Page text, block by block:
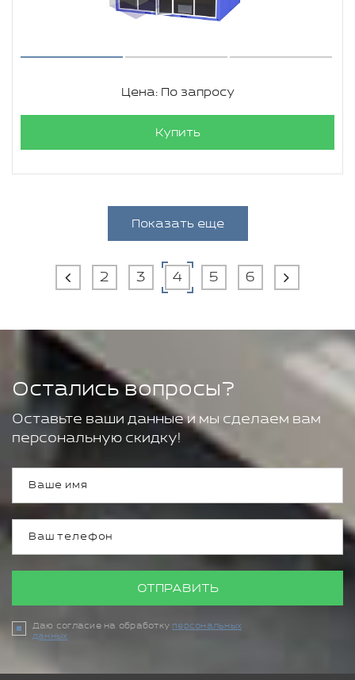
Цена: По запросу
Купить
Показать еще
2 3 4 5 6
Остались вопросы?
Оставьте ваши данные и мы сделаем вам
персональную скидку!
ОТПРАВИТЬ
Даю согласие на обработку персональных
данных